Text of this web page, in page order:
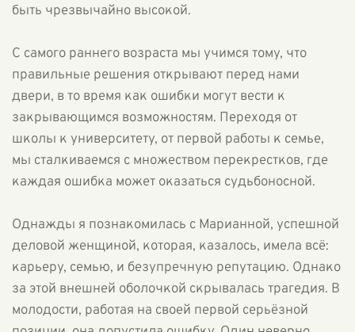
быть чрезвычайно высокой.
С самого раннего возраста мы учимся тому, что
правильные решения открывают перед нами
двери, в то время как ошибки могут вести к
закрывающимся возможностям. Переходя от
школы к университету, от первой работы к семье,
мы сталкиваемся с множеством перекрестков, где
каждая ошибка может оказаться судьбоносной.
Однажды я познакомилась с Марианной, успешной
деловой женщиной, которая, казалось, имела всё:
карьеру, семью, и безупречную репутацию. Однако
за этой внешней оболочкой скрывалась трагедия. В
молодости, работая на своей первой серьёзной